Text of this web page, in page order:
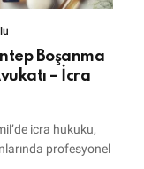
Boşanma
– İcra
icra hukuku,
profesyonel